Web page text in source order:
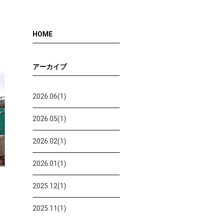
HOME
アーカイブ
2026.06(1)
2026.05(1)
2026.02(1)
2026.01(1)
2025.12(1)
2025.11(1)